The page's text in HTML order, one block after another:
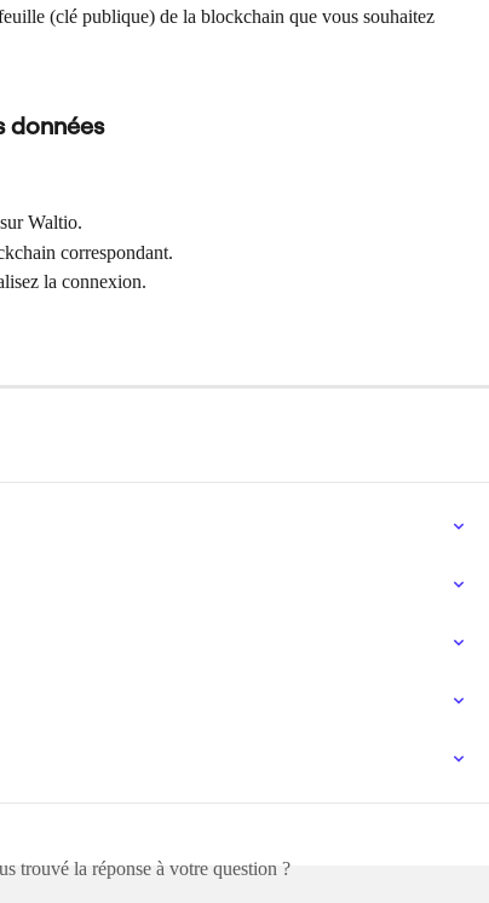
(clé publique) de la blockchain que vous souhaitez
données
sur Waltio.
correspondant.
la connexion.
trouvé la réponse à votre question ?